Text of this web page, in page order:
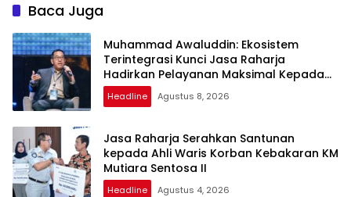
Baca Juga
Muhammad Awaluddin: Ekosistem
Terintegrasi Kunci Jasa Raharja
Hadirkan Pelayanan Maksimal Kepada
Masyarakat
Headline Agustus 8, 2026
Jasa Raharja Serahkan Santunan
kepada Ahli Waris Korban Kebakaran KM
Mutiara Sentosa II
Headline Agustus 4, 2026